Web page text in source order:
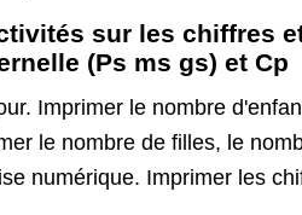
sur les chiffres
(Ps ms gs) et Cp
Imprimer le nombre
le nombre de filles, le
numérique. Imprimer les